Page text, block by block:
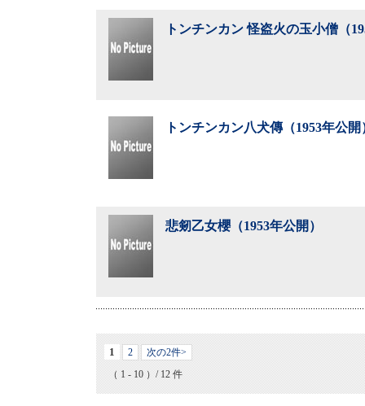
トンチンカン 怪盗火の玉小僧（
トンチンカン八犬傳（1953年公開
悲剱乙女櫻（1953年公開）
1 2
次の2件>
（ 1 - 10 ）/ 12 件